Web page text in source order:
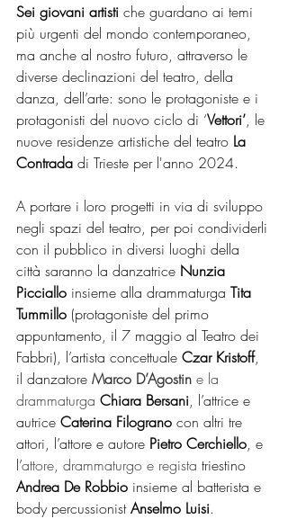
Sei giovani artisti che guardano ai temi
più urgenti del mondo contemporaneo,
ma anche al nostro futuro, attraverso le
diverse declinazioni del teatro, della
danza, dell’arte: sono le protagoniste e i
protagonisti del nuovo ciclo di ‘Vettori’, le
nuove residenze artistiche del teatro La
Contrada di Trieste per l'anno 2024.
A portare i loro progetti in via di sviluppo
negli spazi del teatro, per poi condividerli
con il pubblico in diversi luoghi della
città saranno la danzatrice Nunzia
Picciallo insieme alla drammaturga Tita
Tummillo (protagoniste del primo
appuntamento, il 7 maggio al Teatro dei
Fabbri), l’artista concettuale Czar Kristoff,
il danzatore Marco D’Agostin e la
drammaturga Chiara Bersani, l’attrice e
autrice Caterina Filograno con altri tre
attori, l’attore e autore Pietro Cerchiello, e
l’attore, drammaturgo e regista triestino
Andrea De Robbio insieme al batterista e
body percussionist Anselmo Luisi.